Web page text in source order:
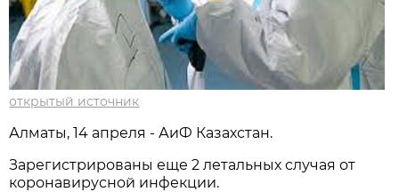
открытый источник
Алматы, 14 апреля - АиФ Казахстан.
Зарегистрированы еще 2 летальных случая от
коронавирусной инфекции.